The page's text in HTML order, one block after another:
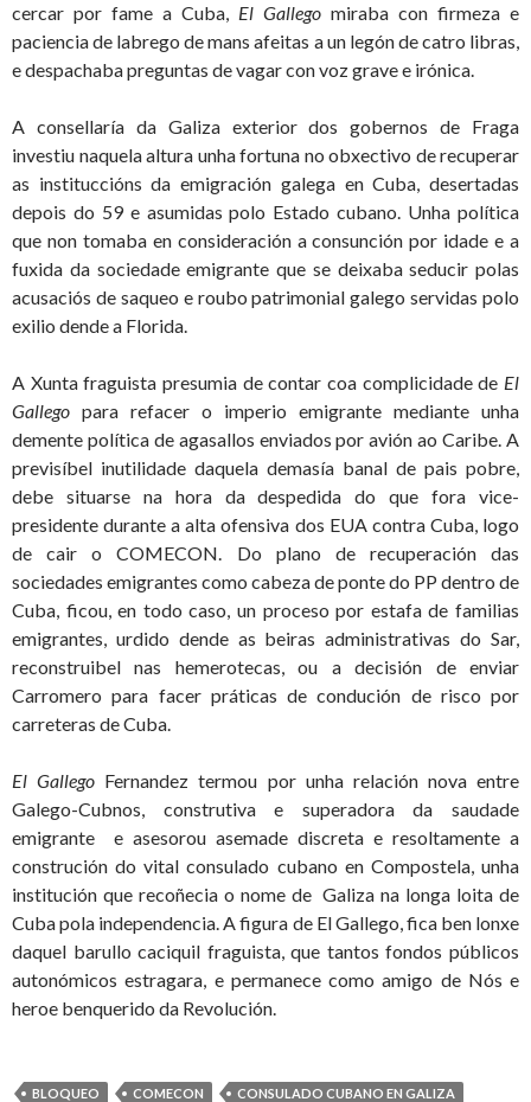
cercar por fame a Cuba, El Gallego miraba con firmeza e
paciencia de labrego de mans afeitas a un legón de catro libras,
e despachaba preguntas de vagar con voz grave e irónica.
A consellaría da Galiza exterior dos gobernos de Fraga
investiu naquela altura unha fortuna no obxectivo de recuperar
as instituccións da emigración galega en Cuba, desertadas
depois do 59 e asumidas polo Estado cubano. Unha política
que non tomaba en consideración a consunción por idade e a
fuxida da sociedade emigrante que se deixaba seducir polas
acusaciós de saqueo e roubo patrimonial galego servidas polo
exilio dende a Florida.
A Xunta fraguista presumia de contar coa complicidade de El
Gallego para refacer o imperio emigrante mediante unha
demente política de agasallos enviados por avión ao Caribe. A
previsíbel inutilidade daquela demasía banal de pais pobre,
debe situarse na hora da despedida do que fora vice-
presidente durante a alta ofensiva dos EUA contra Cuba, logo
de cair o COMECON. Do plano de recuperación das
sociedades emigrantes como cabeza de ponte do PP dentro de
Cuba, ficou, en todo caso, un proceso por estafa de familias
emigrantes, urdido dende as beiras administrativas do Sar,
reconstruibel nas hemerotecas, ou a decisión de enviar
Carromero para facer práticas de condución de risco por
carreteras de Cuba.
El Gallego Fernandez termou por unha relación nova entre
Galego-Cubnos, construtiva e superadora da saudade
emigrante e asesorou asemade discreta e resoltamente a
construción do vital consulado cubano en Compostela, unha
institución que recoñecia o nome de Galiza na longa loita de
Cuba pola independencia. A figura de El Gallego, fica ben lonxe
daquel barullo caciquil fraguista, que tantos fondos públicos
autonómicos estragara, e permanece como amigo de Nós e
heroe benquerido da Revolución.
BLOQUEO COMECON CONSULADO CUBANO EN GALIZA